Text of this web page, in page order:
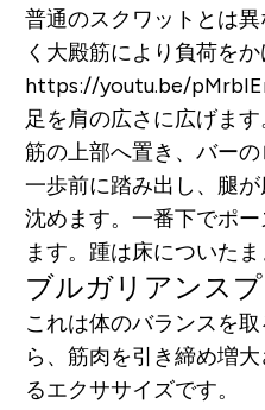
普通のスクワットとは
く大殿筋により負荷を
https://youtu.be/
足を肩の広さに広げま
筋の上部へ置き、バーの
一歩前に踏み出し、腿
沈めます。一番下でポ
ます。踵は床についたま
ブルガリアンス
これは体のバランスを
ら、筋肉を引き締め増
るエクササイズです。